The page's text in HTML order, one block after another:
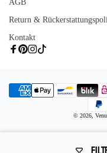
AGB
Return &
Kontakt
Facebook
Pinterest
Instagram
Tiktok
© 2026,